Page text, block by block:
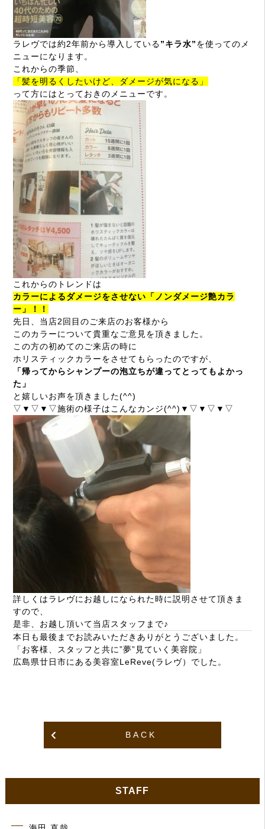
ラレヴでは約2年前から導入している”キラ水”を使ってのメ
ニューになります。
これからの季節、
「髪を明るくしたいけど、ダメージが気になる」
って方にはとっておきのメニューです。
これからのトレンドは
カラーによるダメージをさせない「ノンダメージ艶カラ
ー」！！
先日、当店2回目のご来店のお客様から
このカラーについて貴重なご意見を頂きました。
この方の初めてのご来店の時に
ホリスティックカラーをさせてもらったのですが、
「帰ってからシャンプーの泡立ちが違ってとってもよかっ
た」
と嬉しいお声を頂きました(^^)
▽▼▽▼▽施術の様子はこんなカンジ(^^)▼▽▼▽▼▽
詳しくはラレヴにお越しになられた時に説明させて頂きま
すので、
是非、お越し頂いて当店スタッフまで♪
本日も最後までお読みいただきありがとうございました。
「お客様、スタッフと共に”夢”見ていく美容院」
広島県廿日市にある美容室LeReve(ラレヴ）でした。
BACK
STAFF